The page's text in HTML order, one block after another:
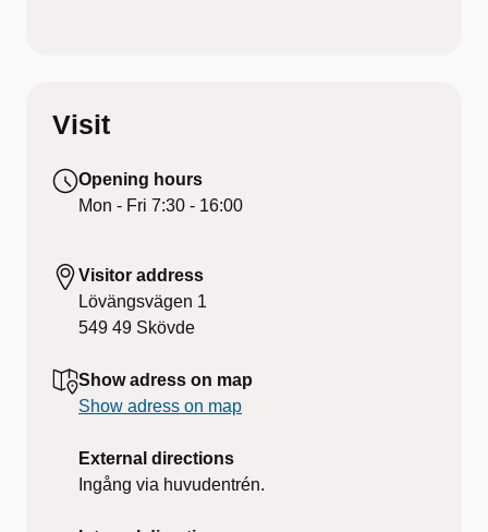
Visit
Opening hours
Mon - Fri 7:30 - 16:00
Visitor address
Lövängsvägen 1
549 49 Skövde
Show adress on map
Show adress on map
External directions
Ingång via huvudentrén.